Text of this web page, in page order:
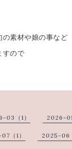
の素材や娘の事など
すので
03（1） 2026-01
（1） 2025-06